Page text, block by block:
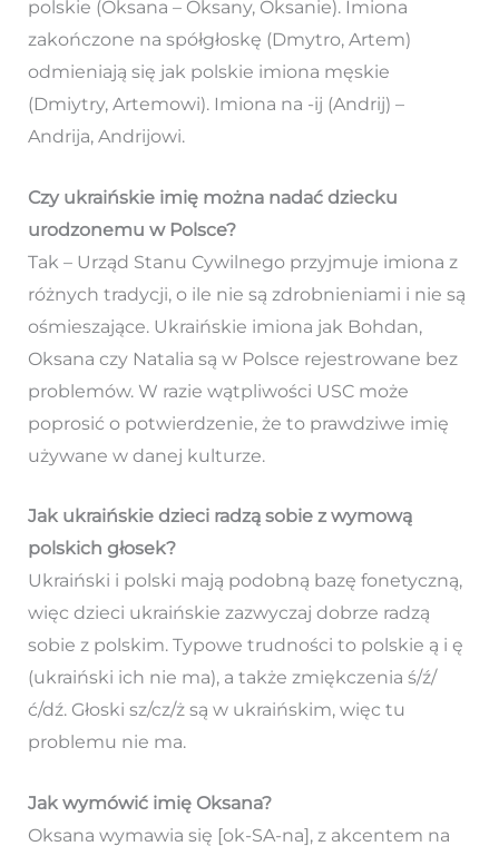
polskie (Oksana – Oksany, Oksanie). Imiona
zakończone na spółgłoskę (Dmytro, Artem)
odmieniają się jak polskie imiona męskie
(Dmiytry, Artemowi). Imiona na -ij (Andrij) –
Andrija, Andrijowi.
Czy ukraińskie imię można nadać dziecku
urodzonemu w Polsce?
Tak – Urząd Stanu Cywilnego przyjmuje imiona z
różnych tradycji, o ile nie są zdrobnieniami i nie są
ośmieszające. Ukraińskie imiona jak Bohdan,
Oksana czy Natalia są w Polsce rejestrowane bez
problemów. W razie wątpliwości USC może
poprosić o potwierdzenie, że to prawdziwe imię
używane w danej kulturze.
Jak ukraińskie dzieci radzą sobie z wymową
polskich głosek?
Ukraiński i polski mają podobną bazę fonetyczną,
więc dzieci ukraińskie zazwyczaj dobrze radzą
sobie z polskim. Typowe trudności to polskie ą i ę
(ukraiński ich nie ma), a także zmiękczenia ś/ź/
ć/dź. Głoski sz/cz/ż są w ukraińskim, więc tu
problemu nie ma.
Jak wymówić imię Oksana?
Oksana wymawia się [ok-SA-na], z akcentem na